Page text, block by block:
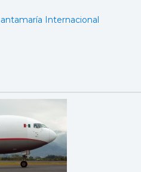
Internacional